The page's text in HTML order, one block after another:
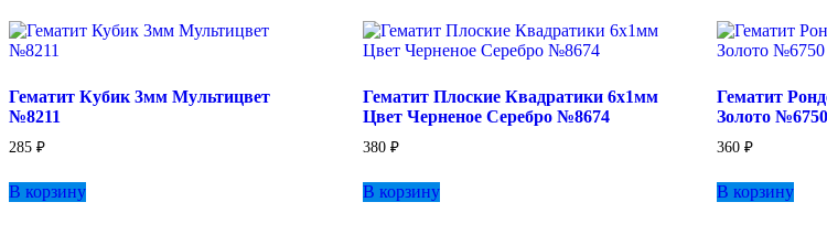
Гематит Кубик 3мм Мультицвет
№8211
285 ₽
В корзину
Гематит Плоские Квадратики 6х1мм
Цвет Черненое Серебро №8674
380₽
В корзину
Гематит
Золото №6750
360₽
В корзину